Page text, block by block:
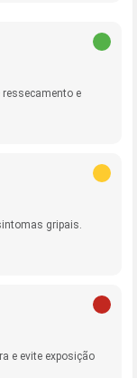
ressecamento e
gripais.
e evite exposição